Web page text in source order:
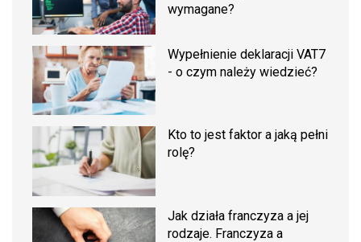
wymagane?
Wypełnienie deklaracji VAT7
- o czym należy wiedzieć?
Kto to jest faktor a jaką pełni
rolę?
Jak działa franczyza a jej
rodzaje. Franczyza a